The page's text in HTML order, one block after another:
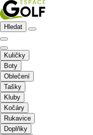
Hledat
Kuličky
Boty
Oblečení
Tašky
Kluby
Kočáry
Rukavice
Doplňky